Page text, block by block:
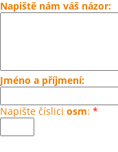
Napiště nám váš názor:
Jméno a příjmení:
Napište číslici osm: *